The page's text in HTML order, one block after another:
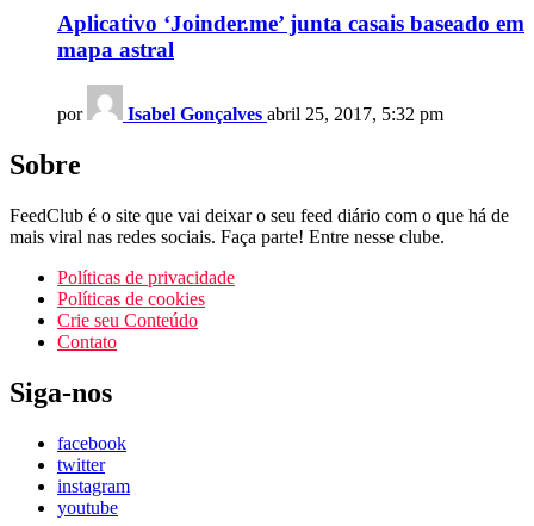
Aplicativo ‘Joinder.me’ junta casais baseado em
mapa astral
por Isabel Gonçalves abril 25, 2017, 5:32 pm
Sobre
FeedClub é o site que vai deixar o seu feed diário com o que há de
mais viral nas redes sociais. Faça parte! Entre nesse clube.
Políticas de privacidade
Políticas de cookies
Crie seu Conteúdo
Contato
Siga-nos
facebook
twitter
instagram
youtube